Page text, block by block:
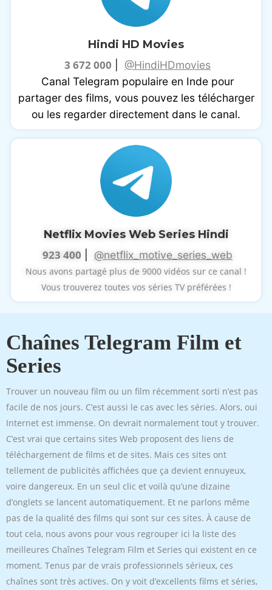
Hindi HD Movies
3 672 000
@HindiHDmovies
Canal Telegram populaire en Inde pour
partager des films, vous pouvez les télécharger
ou les regarder directement dans le canal.
Netflix Movies Web Series Hindi
923 400 @netflix_motive_series_web
Nous avons partagé plus de 9000 vidéos sur ce canal !
Vous trouverez toutes vos séries TV préférées !
Chaînes Telegram Film et
Series
Trouver un nouveau film ou un film récemment sorti n’est pas
facile de nos jours. C’est aussi le cas avec les séries. Alors, oui
Internet est immense. On devrait normalement tout y trouver.
C’est vrai que certains sites Web proposent des liens de
téléchargement de films et de sites. Mais ces sites ont
tellement de publicités affichées que ça devient ennuyeux,
voire dangereux. En un seul clic et voilà qu’une dizaine
d’onglets se lancent automatiquement. Et ne parlons même
pas de la qualité des films qui sont sur ces sites. À cause de
tout cela, nous avons pour vous regrouper ici la liste des
meilleures Chaînes Telegram Film et Series qui existent en ce
moment. Tenus par de vrais professionnels sérieux, ces
chaînes sont très actives. On y voit d’excellents films et séries,